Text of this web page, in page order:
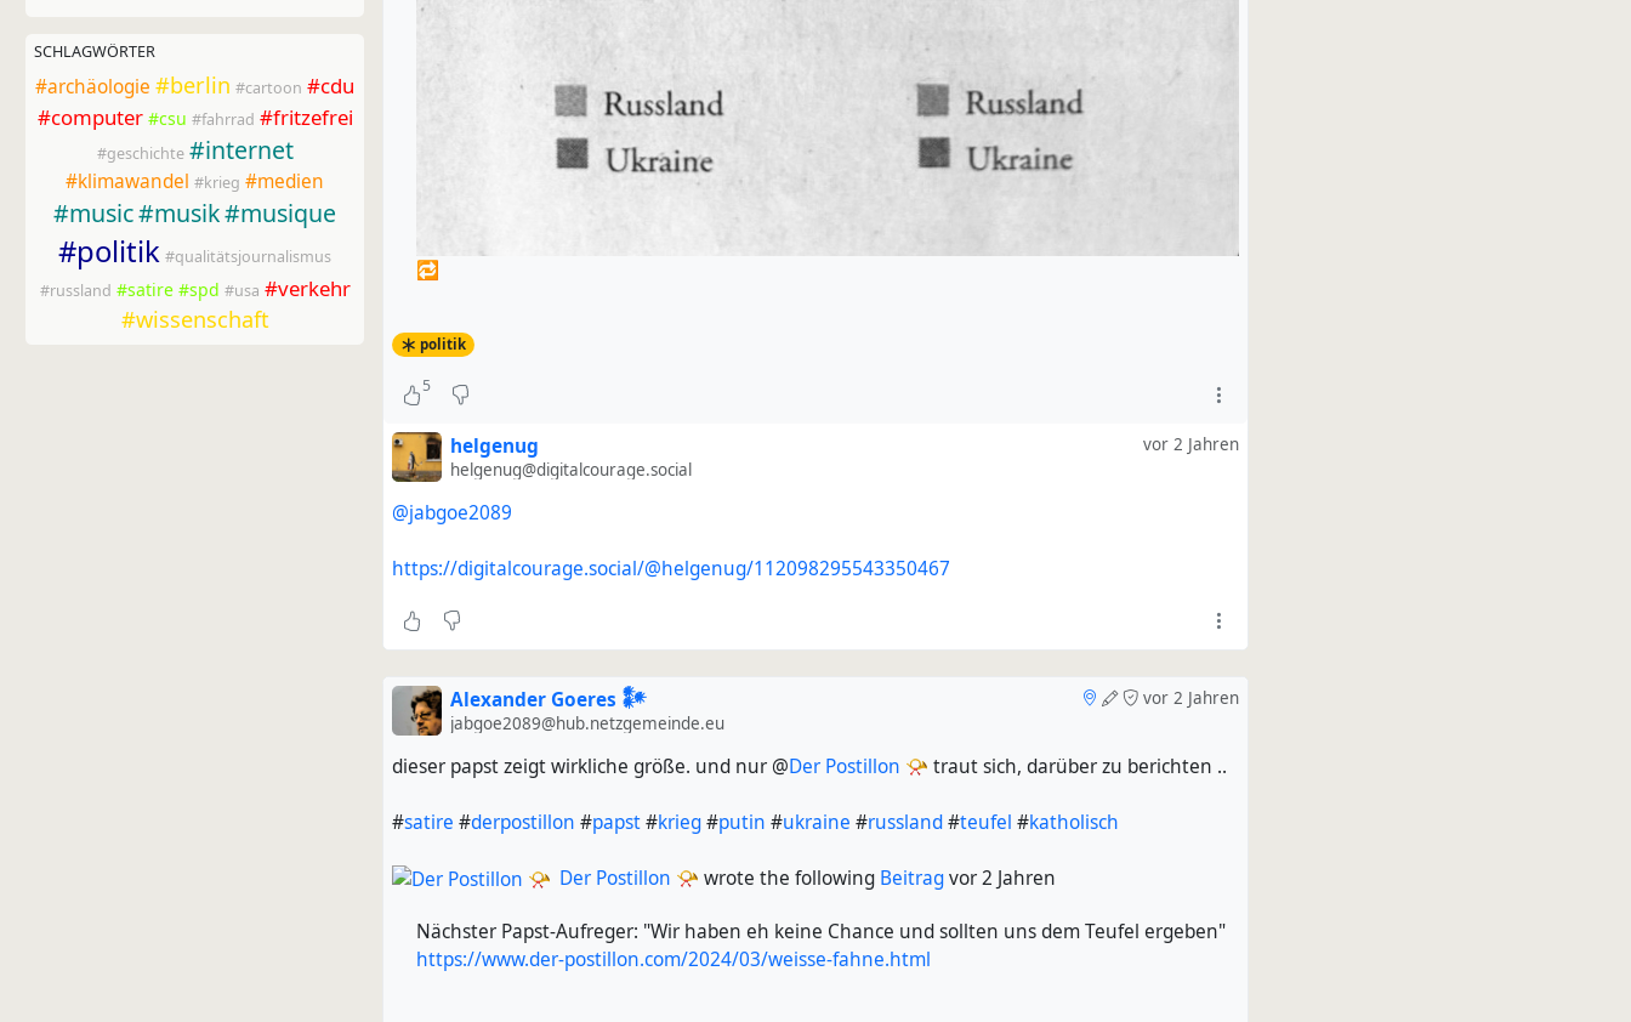
SCHLAGWÖRTER
#archäologie #berlin #cartoon #cdu
#computer #csu #fahrrad #fritzefrei
#geschichte #internet
#klimawandel #krieg #medien
#music#musik#musique
#politik #qualitätsjournalismus
#russland #satire #spd #usa #verkehr
#wissenschaft
🔁
politik
5
vor 2 Jahren
helgenug
helgenug@digitalcourage.social
@jabgoe2089
https://digitalcourage.social/@helgenug/112098295543350467
vor 2 Jahren
Alexander Goeres 𒀯
jabgoe2089@hub.netzgemeinde.eu
dieser papst zeigt wirkliche größe. und nur @Der Postillon 📯 traut sich, darüber zu berichten ..
#satire #derpostillon #papst#krieg#putin #ukraine #russland#teufel #katholisch
Der Postillon 📯 wrote the following Beitragvor 2 Jahren
Nächster Papst-Aufreger: "Wir haben eh keine Chance und sollten uns dem Teufel ergeben"
https://www.der-postillon.com/2024/03/weisse-fahne.html